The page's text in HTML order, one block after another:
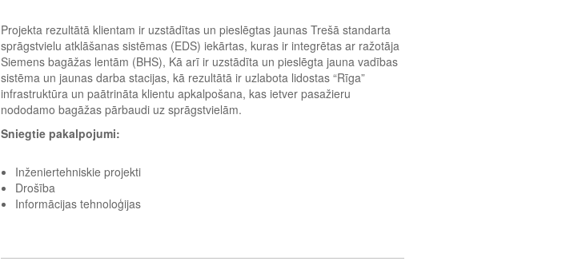
Projekta rezultātā klientam ir uzstādītas un pieslēgtas jaunas Trešā standarta
sprāgstvielu atklāšanas sistēmas (EDS) iekārtas, kuras ir integrētas ar ražotāja
Siemens bagāžas lentām (BHS), Kā arī ir uzstādīta un pieslēgta jauna vadības
sistēma un jaunas darba stacijas, kā rezultātā ir uzlabota lidostas “Rīga”
infrastruktūra un paātrināta klientu apkalpošana, kas ietver pasažieru
nododamo bagāžas pārbaudi uz sprāgstvielām.
Sniegtie pakalpojumi:
Inženiertehniskie projekti
Drošība
Informācijas tehnoloģijas